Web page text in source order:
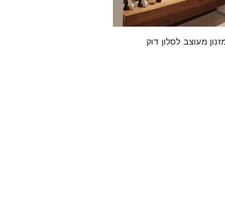
מעוצב לסלון דוק